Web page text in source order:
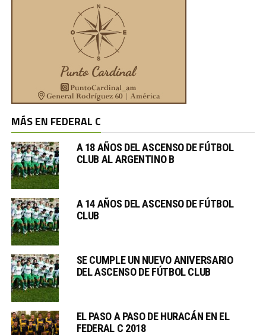
MÁS EN FEDERAL C
A 18 AÑOS DEL ASCENSO DE FÚTBOL
CLUB AL ARGENTINO B
A 14 AÑOS DEL ASCENSO DE FÚTBOL
CLUB
SE CUMPLE UN NUEVO ANIVERSARIO
DEL ASCENSO DE FÚTBOL CLUB
EL PASO A PASO DE HURACÁN EN EL
FEDERAL C 2018